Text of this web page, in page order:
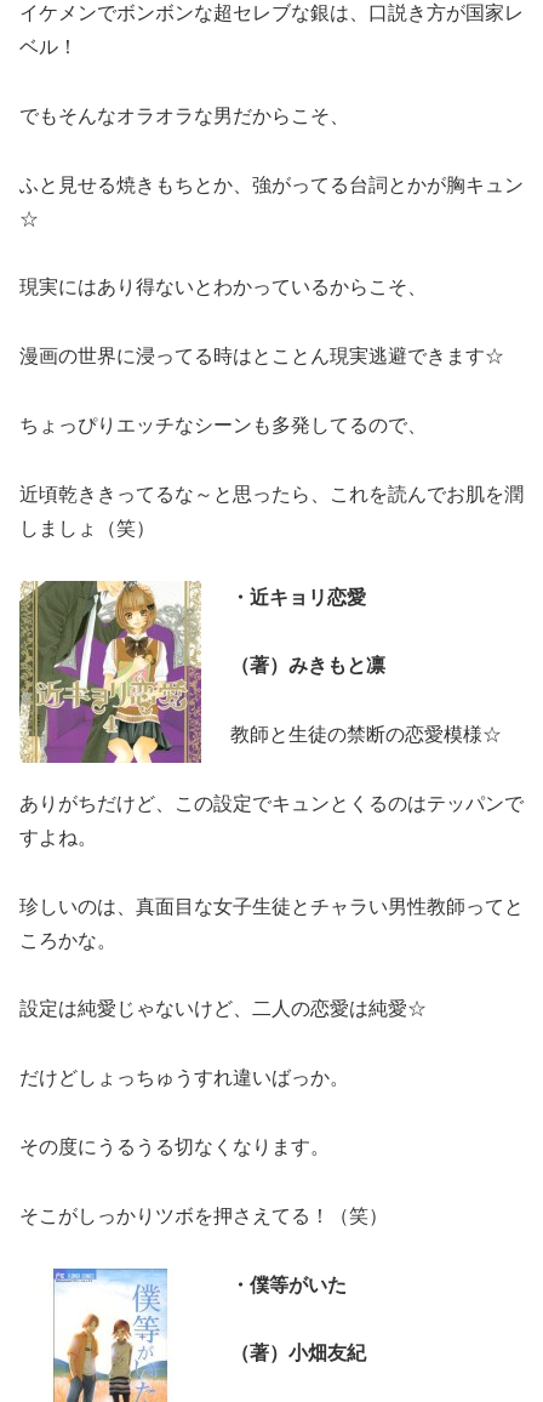
イケメンでボンボンな超セレブな銀は、口説き方が国家レ
ベル！
でもそんなオラオラな男だからこそ、
ふと見せる焼きもちとか、強がってる台詞とかが胸キュン
☆
現実にはあり得ないとわかっているからこそ、
漫画の世界に浸ってる時はとことん現実逃避できます☆
ちょっぴりエッチなシーンも多発してるので、
近頃乾ききってるな～と思ったら、これを読んでお肌を潤
しましょ（笑）
・近キョリ恋愛
（著）みきもと凛
教師と生徒の禁断の恋愛模様☆
ありがちだけど、この設定でキュンとくるのはテッパンで
すよね。
珍しいのは、真面目な女子生徒とチャラい男性教師ってと
ころかな。
設定は純愛じゃないけど、二人の恋愛は純愛☆
だけどしょっちゅうすれ違いばっか。
その度にうるうる切なくなります。
そこがしっかりツボを押さえてる！（笑）
・僕等がいた
（著）小畑友紀